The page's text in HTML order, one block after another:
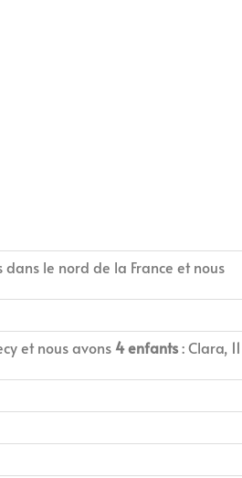
dans le nord de la France et nous
et nous avons 4 enfants: Clara, 11